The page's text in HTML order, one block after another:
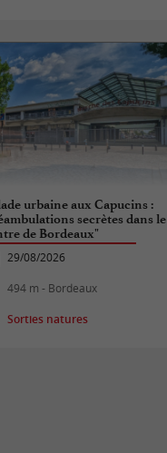
urbaine aux Capucins :
secrètes dans le
de Bordeaux"
29/08/2026
494 m - Bordeaux
Sorties natures